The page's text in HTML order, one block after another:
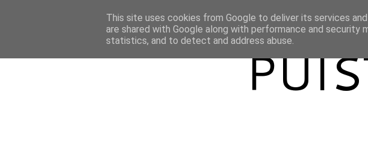
This site uses cookies from Google to deliver its services
are shared with Google along with performance and
statistics, and to detect and address abuse.